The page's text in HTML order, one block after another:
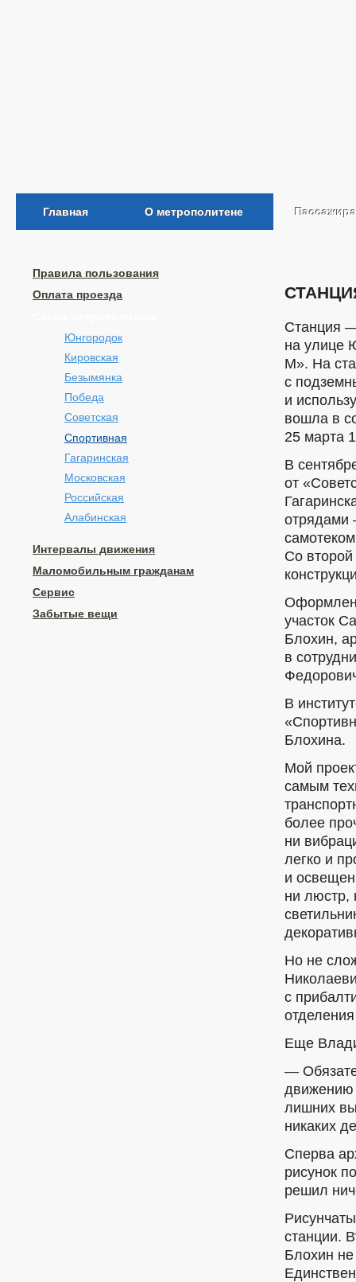
Главная О метрополитене
Правила пользования
Оплата проезда
Юнгородок
Кировская
Безымянка
Победа
Советская
Спортивная
Гагаринская
Московская
Российская
Алабинская
Интервалы движения
Mаломобильным гражданам
Сервис
Забытые вещи
Станция
на улице
М». На
с
и
вошла в
25 марта
В
от
отрядами
Со
участок
Блохин,
в
В
Блохина.
Мой
самым
более
ни
легко и
и
ни люстр,
Но не
с
Еще
—
движению
лишних
никаких
Сперва
рисунок
решил
станции.
Блохин